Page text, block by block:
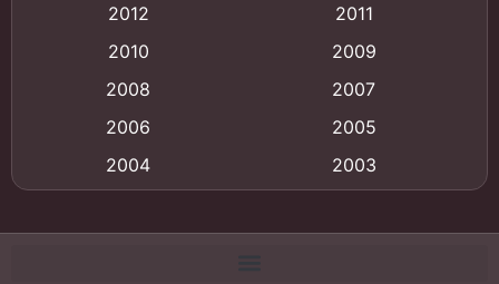
(9)
Big tits (นมใหญ่)
Bitch (ผู้หญิงร่าน)
2012
2011
2010
2009
2008
2007
2006
2005
2004
2003
2000
1999